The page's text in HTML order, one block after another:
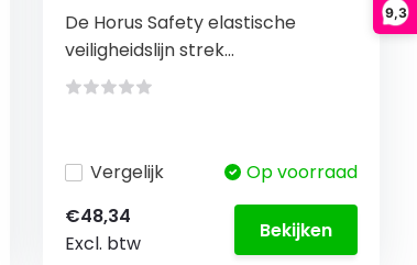
9,3
De Horus Safety elastische
veiligheidslijn strek...
Vergelijk
Op voorraad
€48,34
Excl. btw
Bekijken